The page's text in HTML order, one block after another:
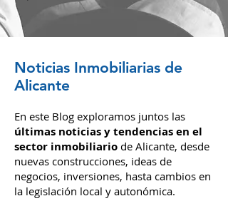
Noticias Inmobiliarias de
Alicante
En este Blog exploramos juntos las
últimas noticias y tendencias en el
sector inmobiliario de Alicante, desde
nuevas construcciones, ideas de
negocios, inversiones, hasta cambios en
la legislación local y autonómica.